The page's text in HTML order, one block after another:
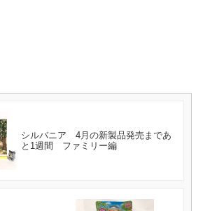
シルバニア 4月の新製品発売まであ
と1週間 ファミリー編